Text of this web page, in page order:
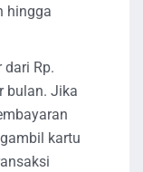
hingga
dari Rp.
bulan. Jika
kartu